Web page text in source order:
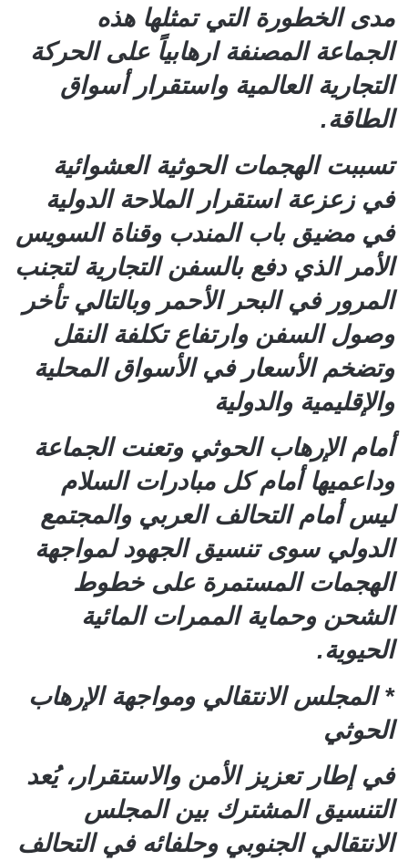
مدى الخطورة التي تمثلها هذه
الجماعة المصنفة ارهابياً على الحركة
التجارية العالمية واستقرار أسواق
الطاقة.
تسببت الهجمات الحوثية العشوائية
في زعزعة استقرار الملاحة الدولية
في مضيق باب المندب وقناة السويس
الأمر الذي دفع بالسفن التجارية لتجنب
المرور في البحر الأحمر وبالتالي تأخر
وصول السفن وارتفاع تكلفة النقل
وتضخم الأسعار في الأسواق المحلية
والإقليمية والدولية
أمام الإرهاب الحوثي وتعنت الجماعة
وداعميها أمام كل مبادرات السلام
ليس أمام التحالف العربي والمجتمع
الدولي سوى تنسيق الجهود لمواجهة
الهجمات المستمرة على خطوط
الشحن وحماية الممرات المائية
الحيوية.
* المجلس الانتقالي ومواجهة الإرهاب
الحوثي
في إطار تعزيز الأمن والاستقرار، يُعد
التنسيق المشترك بين المجلس
الانتقالي الجنوبي وحلفائه في التحالف